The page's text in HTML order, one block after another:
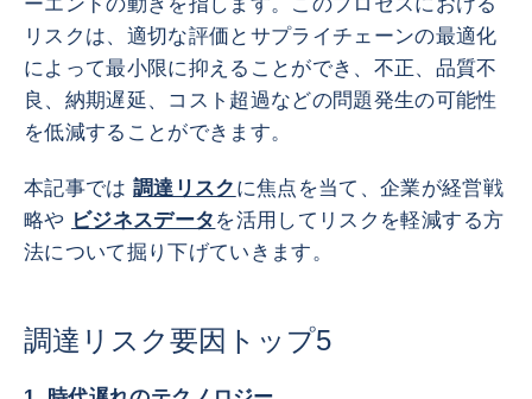
リスクは、適切な評価とサプライチェーンの最適化
によって最小限に抑えることができ、不正、品質不
良、納期遅延、コスト超過などの問題発生の可能性
を低減することができます。
本記事では調達リスク に焦点を当て、企業が経営戦
略や ビジネスデータ を活用してリスクを軽減する方
法について掘り下げていきます。
調達リスク要因トップ5